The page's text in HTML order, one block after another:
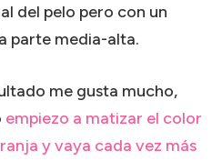
del pelo pero con un
parte media-alta.
me gusta mucho,
empiezo a matizar el color
y vaya cada vez más